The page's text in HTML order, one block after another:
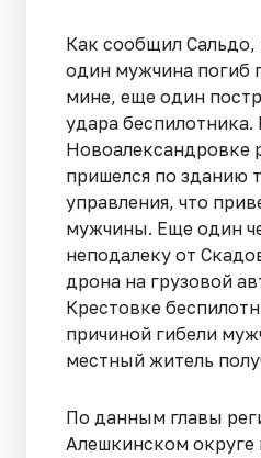
Как сообщил Сальдо,
один мужчина погиб
мине, еще один
удара беспилотника.
Новоалександровке
пришелся по зданию
управления, что
мужчины. Еще один
неподалеку от
дрона на грузовой
Крестовке
причиной гибели
местный житель
По данным главы
Алешкинском